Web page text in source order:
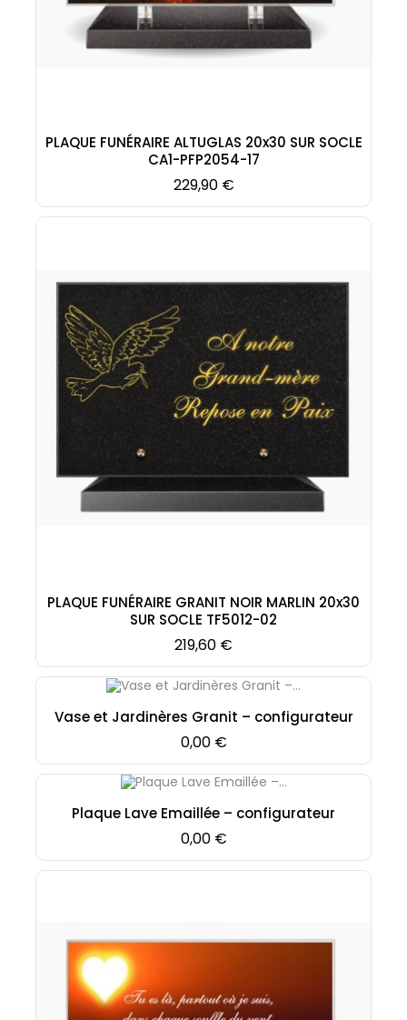
PLAQUE FUNÉRAIRE ALTUGLAS 20x30 SUR SOCLE
CA1-PFP2054-17
Prix
229,90 €
PLAQUE FUNÉRAIRE GRANIT NOIR MARLIN 20x30
SUR SOCLE TF5012-02
Prix
219,60 €
Vase et Jardinères Granit – configurateur
Prix
0,00 €
Plaque Lave Emaillée – configurateur
Prix
0,00 €